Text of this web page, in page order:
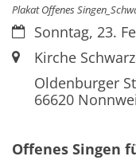
Plakat Offenes
Datum:Sonntag, 23.
Ort:Kirche
Oldenburger
66620
Offenes Singen